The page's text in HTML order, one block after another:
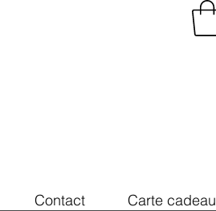
Contact Carte cadeau